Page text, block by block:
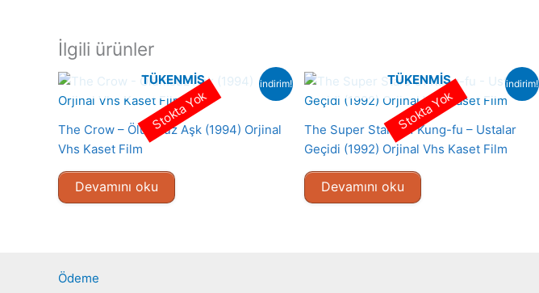
İlgili ürünler
indirim!
TÜKENMIŞ
The Crow – Ölümsüz Aşk (1994) Orjinal
Vhs Kaset Film
Devamını oku
Stokta Yok
indirim!
TÜKENMIŞ
The Super Stars Of Kung-fu – Ustalar
Geçidi (1992) Orjinal Vhs Kaset Film
Devamını oku
Stokta Yok
Ödeme